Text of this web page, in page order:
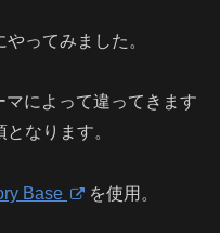
ってみました。
によって違ってきます
なります。
Base を使用。